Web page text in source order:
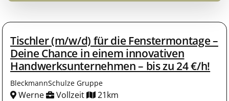
Tischler (m/w/d) für die Fenstermontage –
Deine Chance in einem innovativen
Handwerksunternehmen – bis zu 24 €/h!
BleckmannSchulze Gruppe
Werne Vollzeit 21km